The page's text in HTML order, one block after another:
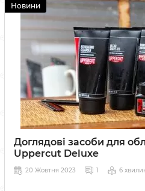
Новини
Доглядові засоби для
Uppercut Deluxe
20 Жовтня 2023 1 6